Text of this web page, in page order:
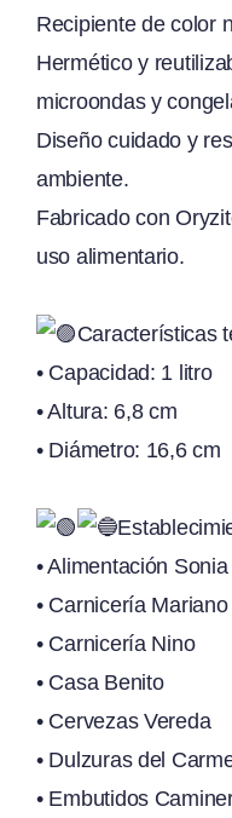
Recipiente de color
Hermético y
microondas y
Diseño cuidado y
ambiente.
Fabricado con
uso alimentario.
Características
• Capacidad: 1 litro
• Altura: 6,8 cm
• Diámetro: 16,6 cm
• Alimentación Sonia
• Carnicería
• Carnicería Nino
• Casa Benito
• Cervezas Vereda
• Dulzuras del
• Embutidos